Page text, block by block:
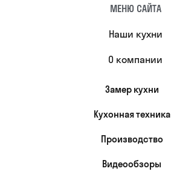
МЕНЮ САЙТА
Наши кухни
О компании
Замер кухни
Кухонная техника
Производство
Видеообзоры